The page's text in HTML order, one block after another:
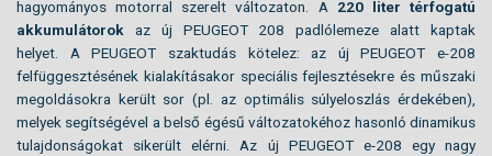
hagyományos motorral szerelt változaton. A 220 liter térfogatú
akkumulátorok az új PEUGEOT 208 padlólemeze alatt kaptak
helyet. A PEUGEOT szaktudás kötelez: az új PEUGEOT e-208
felfüggesztésének kialakításakor speciális fejlesztésekre és műszaki
megoldásokra került sor (pl. az optimális súlyeloszlás érdekében),
melyek segítségével a belső égésű változatokéhoz hasonló dinamikus
tulajdonságokat sikerült elérni. Az új PEUGEOT e-208 egy nagy